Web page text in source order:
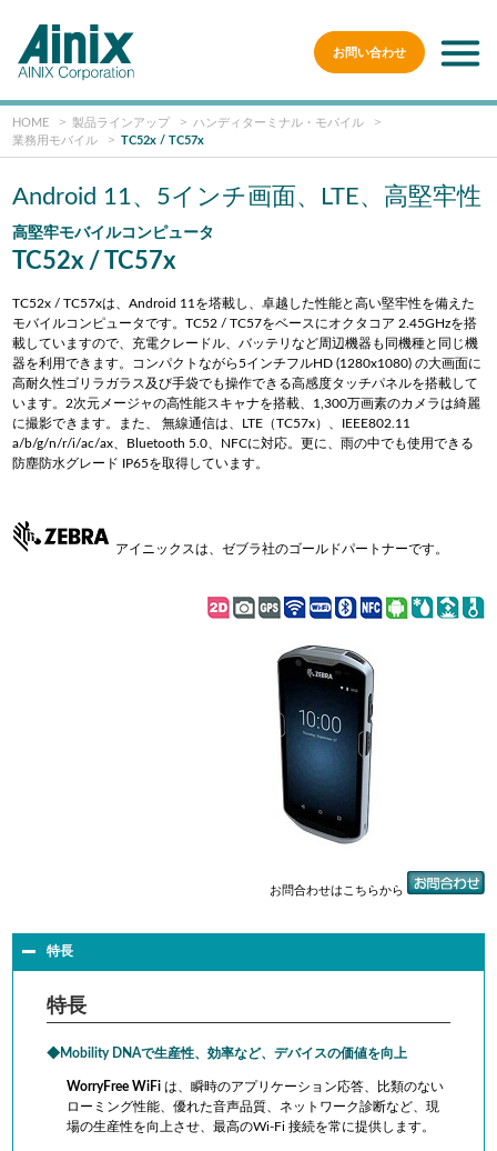
お問い合わせ
HOME 製品ラインアップ
ハンディターミナル・モバイル
業務用モバイル
TC52x / TC57x
Android 11、5インチ画面、LTE、高堅牢性
高堅牢モバイルコンピュータ
TC52x / TC57x
TC52x / TC57xは、Android 11を塔載し、卓越した性能と高い堅牢性を備えた
モバイルコンピュータです。TC52 / TC57をベースにオクタコア 2.45GHzを搭
載していますので、充電クレードル、バッテリなど周辺機器も同機種と同じ機
器を利用できます。コンパクトながら5インチフルHD (1280x1080) の大画面に
高耐久性ゴリラガラス及び手袋でも操作できる高感度タッチパネルを搭載して
います。2次元メージャの高性能スキャナを搭載、1,300万画素のカメラは綺麗
に撮影できます。また、 無線通信は、LTE（TC57x）、IEEE802.11
a/b/g/n/r/i/ac/ax、Bluetooth 5.0、NFCに対応。更に、雨の中でも使用できる
防塵防水グレード IP65を取得しています。
アイニックスは、ゼブラ社のゴールドパートナーです。
お問合わせはこちらから
特長
特長
Mobility DNAで生産性、効率など、デバイスの価値を向上
WorryFree WiFi は、瞬時のアプリケーション応答、比類のない
ローミング性能、優れた音声品質、ネットワーク診断など、現
場の生産性を向上させ、最高のWi-Fi 接続を常に提供します。